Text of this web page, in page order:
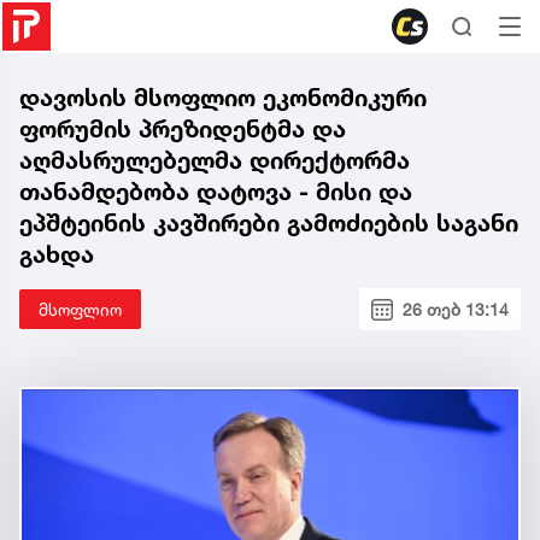
დავოსის მსოფლიო ეკონომიკური
ფორუმის პრეზიდენტმა და
აღმასრულებელმა დირექტორმა
თანამდებობა დატოვა - მისი და
ეპშტეინის კავშირები გამოძიების საგანი
გახდა
მსოფლიო 26 თებ 13:14